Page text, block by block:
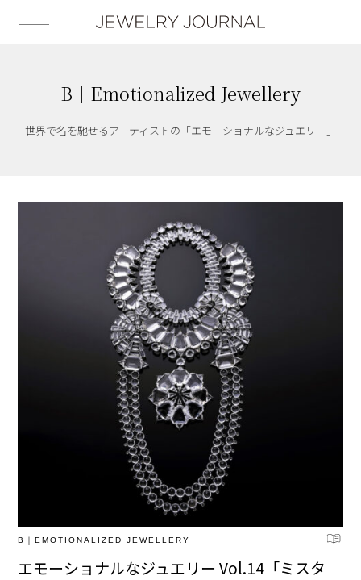
B｜Emotionalized Jewellery
世界で名を馳せるアーティストの「エモーショナルなジュエリー」
B｜EMOTIONALIZED JEWELLERY
エモーショナルなジュエリー Vol.14「ミスタ